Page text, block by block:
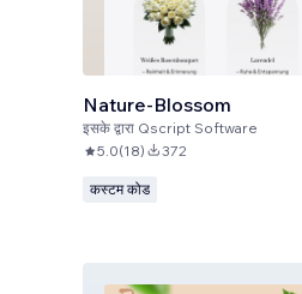
Nature-Blossom
इसके द्वारा Qscript Software
5.0(18) 372
कस्टम कोड